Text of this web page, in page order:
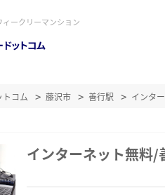
ークリーマンション
コム 藤沢市 善行駅 インタ
インターネット無料/